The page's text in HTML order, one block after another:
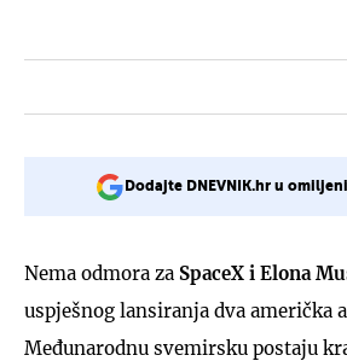
Dodajte DNEVNIK.hr u
Nema odmora za SpaceX i Elona
uspješnog lansiranja dva američka
Međunarodnu svemirsku postaju